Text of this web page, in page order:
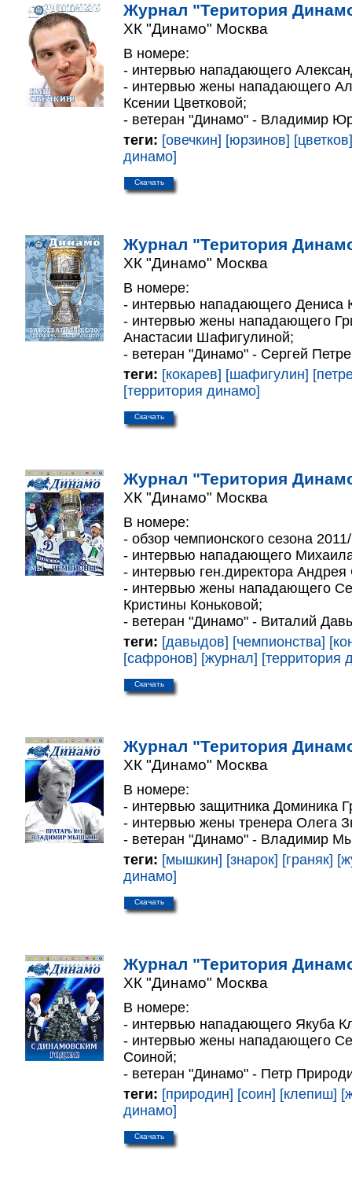
Журнал "Територия
ХК "Динамо" Москва
В номере:
- интервью нападающего
- интервью жены нападающего
Ксении Цветковой;
- ветеран "Динамо" - Владимир
теги: [овечкин] [юрзинов] [цветков]
динамо]
Скачать
Журнал "Територия
ХК "Динамо" Москва
В номере:
- интервью нападающего Дениса
- интервью жены нападающего
Анастасии Шафигулиной;
- ветеран "Динамо" - Сергей
теги: [кокарев] [шафигулин]
[территория динамо]
Скачать
Журнал "Територия
ХК "Динамо" Москва
В номере:
- обзор чемпионского сезона
- интервью нападающего
- интервью ген.директора
- интервью жены нападающего
Кристины Коньковой;
- ветеран "Динамо" - Виталий
теги: [давыдов] [чемпионства]
[сафронов] [журнал] [территория
Скачать
Журнал "Територия
ХК "Динамо" Москва
В номере:
- интервью защитника Доминика
- интервью жены тренера Олега
- ветеран "Динамо" - Владимир
теги: [мышкин] [знарок] [граняк]
динамо]
Скачать
Журнал "Територия
ХК "Динамо" Москва
В номере:
- интервью нападающего Якуба
- интервью жены нападающего
Соиной;
- ветеран "Динамо" - Петр
теги: [природин] [соин] [клепиш]
динамо]
Скачать